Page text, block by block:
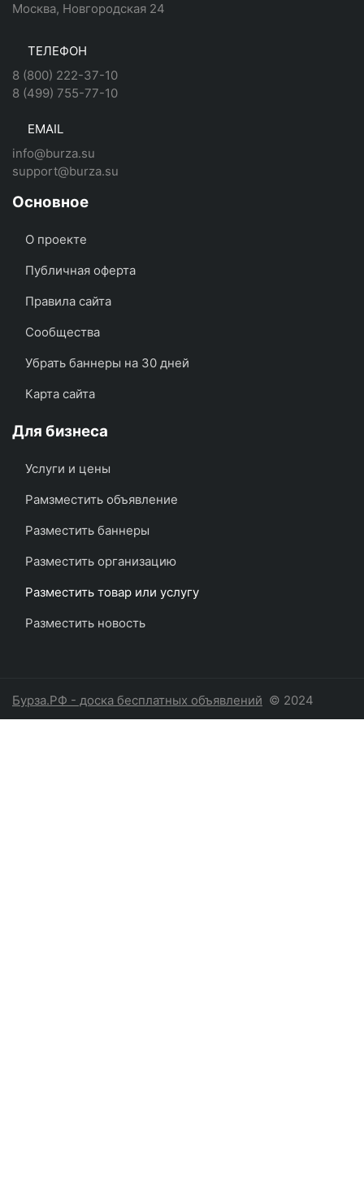
Москва, Новгородская 24
ТЕЛЕФОН
8 (800) 222-37-10
8 (499) 755-77-10
EMAIL
info@burza.su
support@burza.su
Основное
О проекте
Публичная оферта
Правила сайта
Сообщества
Убрать баннеры на 30 дней
Карта сайта
Для бизнеса
Услуги и цены
Рамзместить объявление
Разместить баннеры
Разместить организацию
Разместить товар или услугу
Разместить новость
Бурза.РФ - доска бесплатных объявлений © 2024